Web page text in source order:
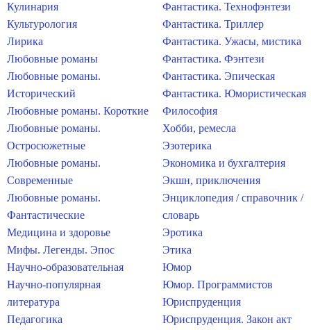
Кулинария
Культурология
Лирика
Любовные романы
Любовные романы.
Исторический
Любовные романы. Короткие
Любовные романы.
Остросюжетные
Любовные романы.
Современные
Любовные романы.
Фантастические
Медицина и здоровье
Мифы. Легенды. Эпос
Научно-образовательная
Научно-популярная
литература
Педагогика
Фантастика. Технофэнтези
Фантастика. Триллер
Фантастика. Ужасы, мистика
Фантастика. Фэнтези
Фантастика. Эпическая
Фантастика. Юмористическая
Философия
Хобби, ремесла
Эзотерика
Экономика и бухгалтерия
Экшн, приключения
Энциклопедия / справочник /
словарь
Эротика
Этика
Юмор
Юмор. Программистов
Юриспруденция
Юриспруденция. Закон акт